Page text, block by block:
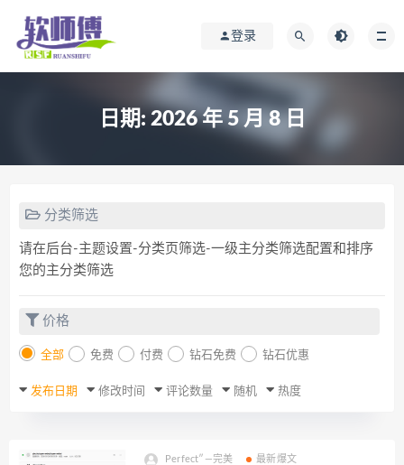
登录
日期: 2026 年 5 月 8 日
分类筛选
请在后台-主题设置-分类页筛选-一级主分类筛选配置和排序
您的主分类筛选
价格
全部 免费 付费 钻石免费 钻石优惠
发布日期 修改时间 评论数量 随机 热度
Perfect″—完美 最新爆文